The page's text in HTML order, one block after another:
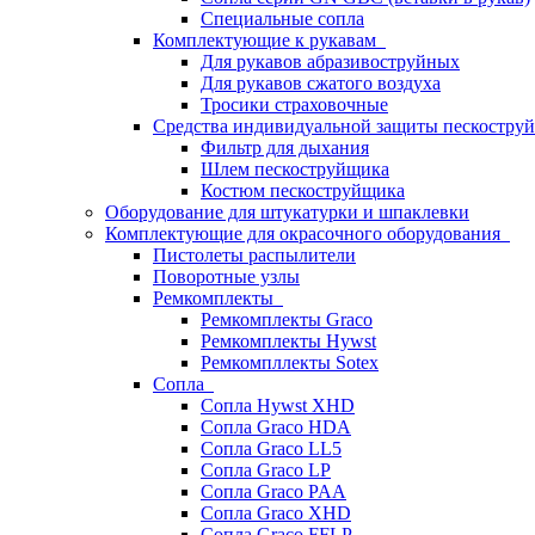
Специальные сопла
Комплектующие к рукавам
Для рукавов абразивоструйных
Для рукавов сжатого воздуха
Тросики страховочные
Средства индивидуальной защиты
Фильтр для дыхания
Шлем пескоструйщика
Костюм пескоструйщика
Оборудование для штукатурки и шпаклевки
Комплектующие для окрасочного оборудования
Пистолеты распылители
Поворотные узлы
Ремкомплекты
Ремкомплекты Graco
Ремкомплекты Hywst
Ремкомпллекты Sotex
Сопла
Сопла Hywst XHD
Сопла Graco HDA
Сопла Graco LL5
Сопла Graco LP
Сопла Graco PAA
Сопла Graco XHD